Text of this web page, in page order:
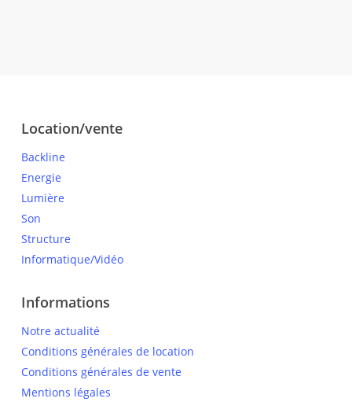
Location/vente
Backline
Energie
Lumière
Son
Structure
Informatique/Vidéo
Informations
Notre actualité
Conditions générales de location
Conditions générales de vente
Mentions légales